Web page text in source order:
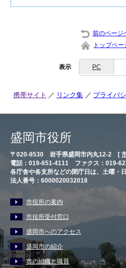
前のページ
トップペ
表示 PC
携帯サイト リンク集 プライバ
盛岡市役所
〒020-8530 岩手県盛岡市内丸12-2 [
電話：019-651-4111 ファクス：019-
各庁舎や各支所などの閉庁日は、土曜・
法人番号：6000020032018
市役所の案内
市役所受付窓口
盛岡市へのアクセス
盛岡市の紹介
市の組織と職員